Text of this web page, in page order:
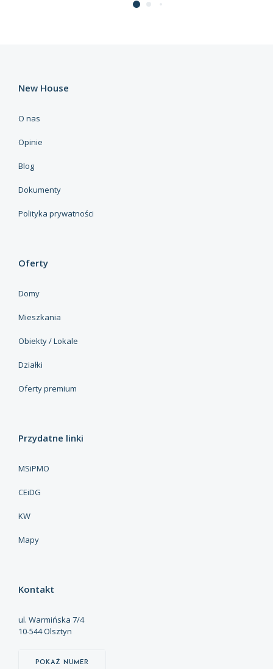
New House
O nas
Opinie
Blog
Dokumenty
Polityka prywatności
Oferty
Domy
Mieszkania
Obiekty / Lokale
Działki
Oferty premium
Przydatne linki
MSiPMO
CEiDG
KW
Mapy
Kontakt
ul. Warmińska 7/4
10-544 Olsztyn
Pokaż numer